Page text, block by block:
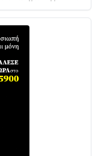
των νερών
ΣΤΗΝ